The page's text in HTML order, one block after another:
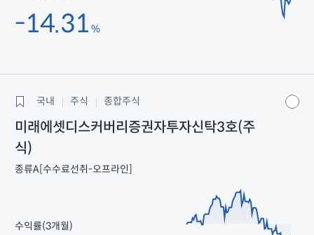
-14.31 %
국내 주식 종합주식
미래에셋디스커버리증권자투자신탁3호(주
식)
종류A[수수료선취-오프라인]
수익률(3개월)